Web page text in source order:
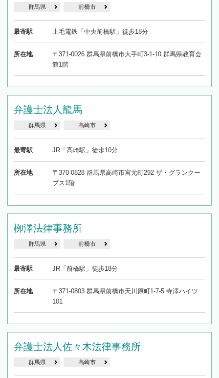
群馬県 前橋市
最寄駅 上毛電鉄「中央前橋駅」徒歩18分
所在地
〒371-0026 群馬県前橋市大手町3-1-10 群馬県教育会
館1階
弁護士法人龍馬
群馬県 高崎市
最寄駅 JR「高崎駅」徒歩10分
所在地
〒370-0828 群馬県高崎市宮元町292 ザ・グランクー
ブス1階
栁澤法律事務所
群馬県 前橋市
最寄駅 JR「前橋駅」徒歩18分
所在地
〒371-0803 群馬県前橋市天川原町1-7-5 寺澤ハイツ
101
弁護士法人佐々木法律事務所
群馬県 高崎市